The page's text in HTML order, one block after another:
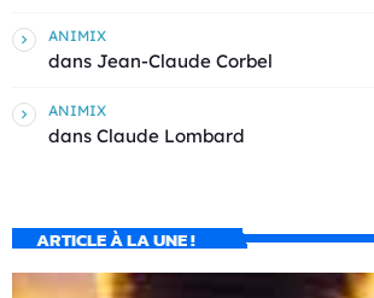
ANIMIX
dans Jean-Claude Corbel
ANIMIX
dans Claude Lombard
ARTICLE À LA UNE !